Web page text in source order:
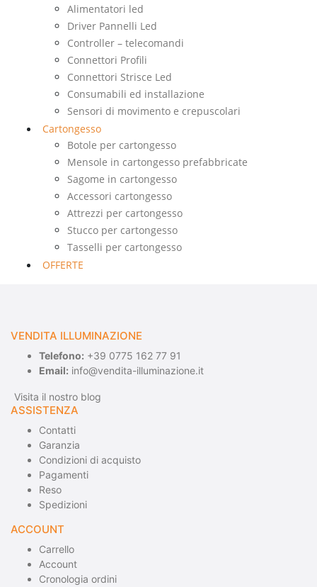
Alimentatori led
Driver Pannelli Led
Controller – telecomandi
Connettori Profili
Connettori Strisce Led
Consumabili ed installazione
Sensori di movimento e crepuscolari
Cartongesso
Botole per cartongesso
Mensole in cartongesso prefabbricate
Sagome in cartongesso
Accessori cartongesso
Attrezzi per cartongesso
Stucco per cartongesso
Tasselli per cartongesso
OFFERTE
VENDITA ILLUMINAZIONE
Telefono: +39 0775 162 77 91
Email: info@vendita-illuminazione.it
Visita il nostro blog
ASSISTENZA
Contatti
Garanzia
Condizioni di acquisto
Pagamenti
Reso
Spedizioni
ACCOUNT
Carrello
Account
Cronologia ordini